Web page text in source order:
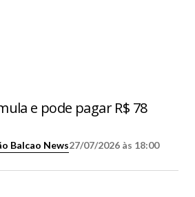
e pode pagar R$ 78
Balcao News27/07/2026 às 18:00